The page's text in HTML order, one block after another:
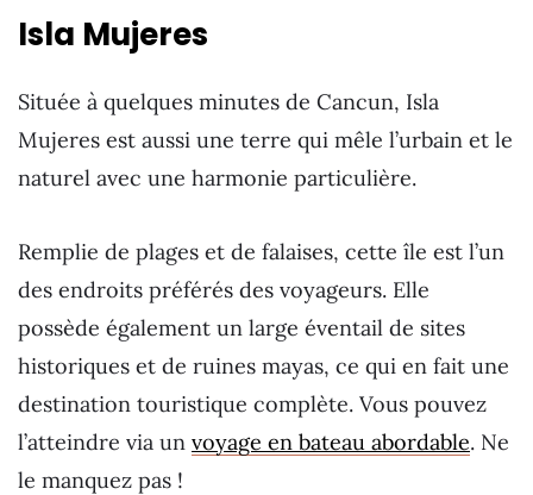
Isla Mujeres
Située à quelques minutes de Cancun, Isla
Mujeres est aussi une terre qui mêle l’urbain et le
naturel avec une harmonie particulière.
Remplie de plages et de falaises, cette île est l’un
des endroits préférés des voyageurs. Elle
possède également un large éventail de sites
historiques et de ruines mayas, ce qui en fait une
destination touristique complète. Vous pouvez
l’atteindre via un voyage en bateau abordable. Ne
le manquez pas !